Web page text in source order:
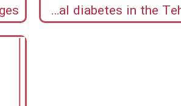
Follow-up of women with gestational diabetes in the Tehran